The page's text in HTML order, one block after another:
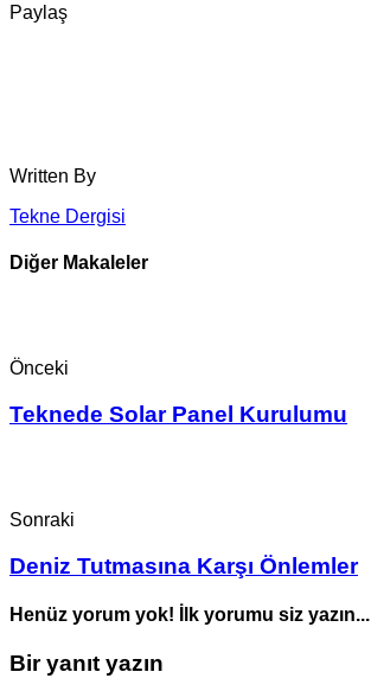
Paylaş
Written By
Tekne Dergisi
Diğer Makaleler
Önceki
Teknede Solar Panel Kurulumu
Sonraki
Deniz Tutmasına Karşı Önlemler
Henüz yorum yok! İlk yorumu siz yazın...
Bir yanıt yazın